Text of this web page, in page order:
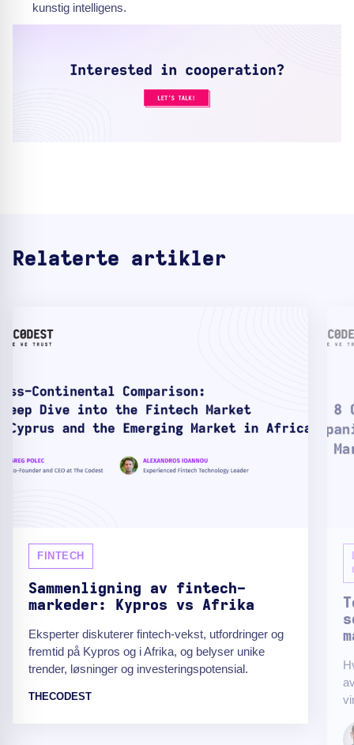
kunstig intelligens.
Relaterte artikler
FINTECH
Sammenligning av fintech-
markeder: Kypros vs Afrika
Eksperter diskuterer fintech-vekst, utfordringer og
fremtid på Kypros og i Afrika, og belyser unike
trender, løsninger og investeringspotensial.
THECODEST